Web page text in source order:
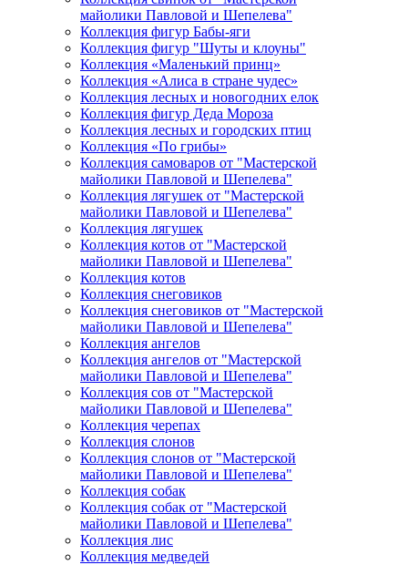
майолики Павловой и Шепелева"
Коллекция фигур Бабы-яги
Коллекция фигур "Шуты и клоуны"
Коллекция «Маленький принц»
Коллекция «Алиса в стране чудес»
Коллекция лесных и новогодних елок
Коллекция фигур Деда Мороза
Коллекция лесных и городских птиц
Коллекция «По грибы»
Коллекция самоваров от "Мастерской
майолики Павловой и Шепелева"
Коллекция лягушек от "Мастерской
майолики Павловой и Шепелева"
Коллекция лягушек
Коллекция котов от "Мастерской
майолики Павловой и Шепелева"
Коллекция котов
Коллекция снеговиков
Коллекция снеговиков от "Мастерской
майолики Павловой и Шепелева"
Коллекция ангелов
Коллекция ангелов от "Мастерской
майолики Павловой и Шепелева"
Коллекция сов от "Мастерской
майолики Павловой и Шепелева"
Коллекция черепах
Коллекция слонов
Коллекция слонов от "Мастерской
майолики Павловой и Шепелева"
Коллекция собак
Коллекция собак от "Мастерской
майолики Павловой и Шепелева"
Коллекция лис
Коллекция медведей